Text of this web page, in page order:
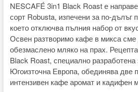
NESCAFÉ 3in1 Black Roast е
сорт Robusta, изпечени за по-дълъг
което отключва пълния набор от
Освен разтворимо кафе в микса
обезмаслено мляко на прах.
Black Roast, специално разработена
Югоизточна Европа, обединява две
интензивен кафе аромат и кадифен